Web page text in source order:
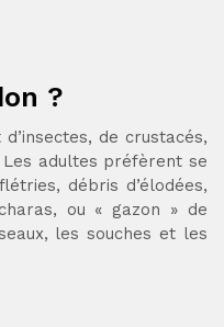
?
de crustacés,
adultes préfèrent se
débris d’élodées,
ou « gazon » de
les souches et les